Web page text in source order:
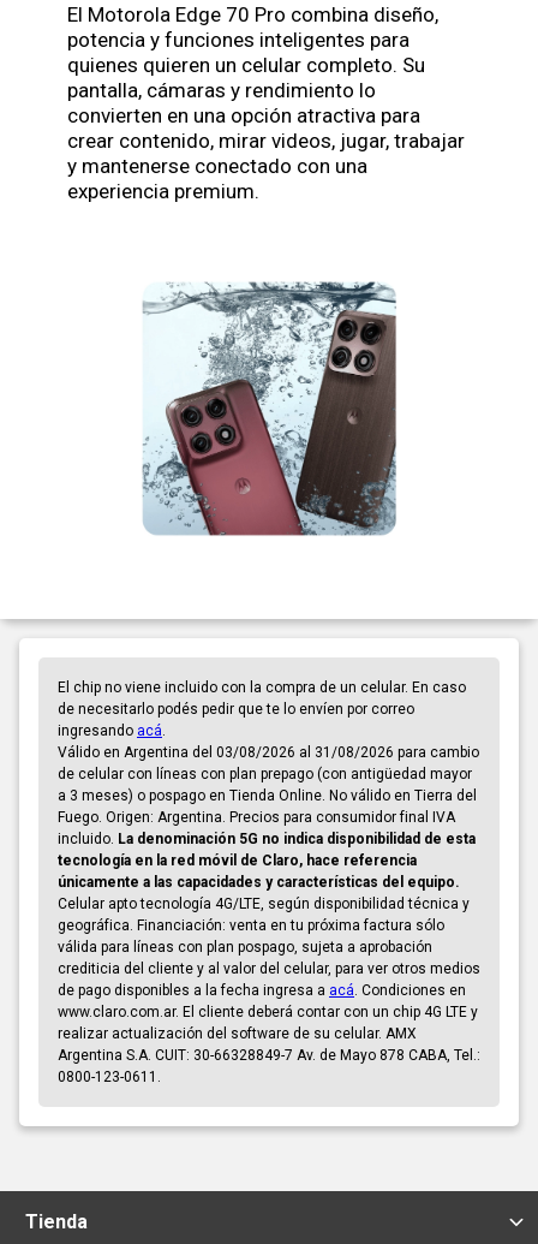
El Motorola Edge 70 Pro combina diseño,
potencia y funciones inteligentes para
quienes quieren un celular completo. Su
pantalla, cámaras y rendimiento lo
convierten en una opción atractiva para
crear contenido, mirar videos, jugar, trabajar
y mantenerse conectado con una
experiencia premium.
El chip no viene incluido con la compra de un celular. En caso
de necesitarlo podés pedir que te lo envíen por correo
ingresando acá
Válido en Argentina del 03/08/2026 al 31/08/2026 para cambio
de celular con líneas con plan prepago (con antigüedad mayor
a 3 meses) o pospago en Tienda Online. No válido en Tierra del
Fuego. Origen: Argentina. Precios para consumidor final IVA
incluido. La denominación 5G no indica disponibilidad de esta
tecnología en la red móvil de Claro, hace referencia
únicamente a las capacidades y características del equipo.
Celular apto tecnología 4G/LTE, según disponibilidad técnica y
geográfica. Financiación: venta en tu próxima factura sólo
válida para líneas con plan pospago, sujeta a aprobación
crediticia del cliente y al valor del celular, para ver otros medios
de pago disponibles a la fecha ingresa a acá . Condiciones en
www.claro.com.ar. El cliente deberá contar con un chip 4G LTE y
realizar actualización del software de su celular. AMX
Argentina S.A. CUIT: 30-66328849-7 Av. de Mayo 878 CABA, Tel.:
0800-123-0611.
Tienda